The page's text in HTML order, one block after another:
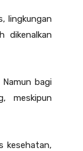
lingkungan
dikenalkan
bagi
meskipun
kesehatan,